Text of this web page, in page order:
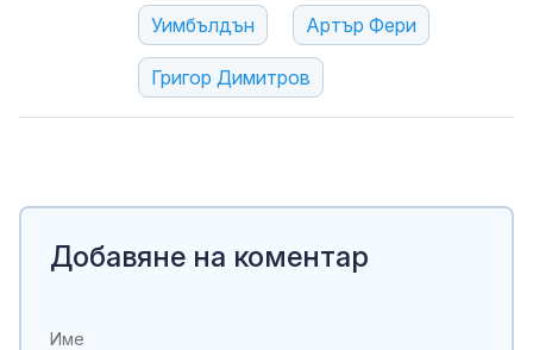
Уимбълдън Артър Фери
Григор Димитров
Добавяне на коментар